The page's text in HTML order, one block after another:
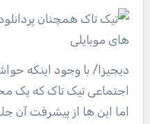
دیجیزا/ با وجود اینکه
اجتماعی تیک تاک که یک
اما این ها از پیشرفت آن